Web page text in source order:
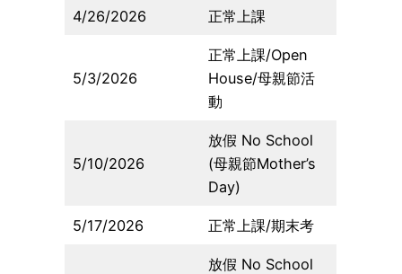
4/26/2026 正常上課
5/3/2026
正常上課/Open
House/母親節活
動
5/10/2026
放假 No School
(母親節Mother’s
Day)
5/17/2026 正常上課/期末考
放假 No School